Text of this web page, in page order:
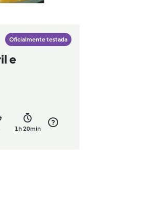
Oficialmente testada
e
1h 20min